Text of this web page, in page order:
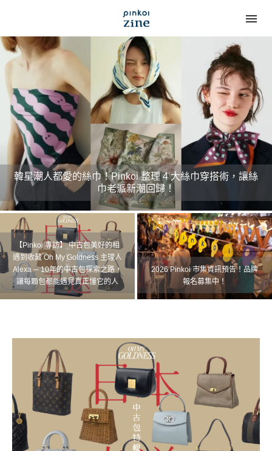
【Pinkoi 專訪】 中古包美好的相
遇到收藏 Oh My Goldness 主理人
Alexa ─ 10年的中古包探索之路，
讓每顆包都能遇見真正懂它的人
2026 Pinkoi 市集資訊預告！品牌
報名募集中！